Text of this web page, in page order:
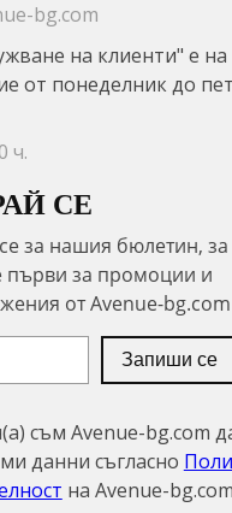
bg.com
на клиенти" е
от понеделник до
ч.
СЕ
съм Avenue-bg.com
данни съгласно
на Avenue-bg.com